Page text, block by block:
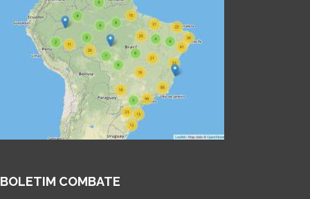
BOLETIM COMBATE